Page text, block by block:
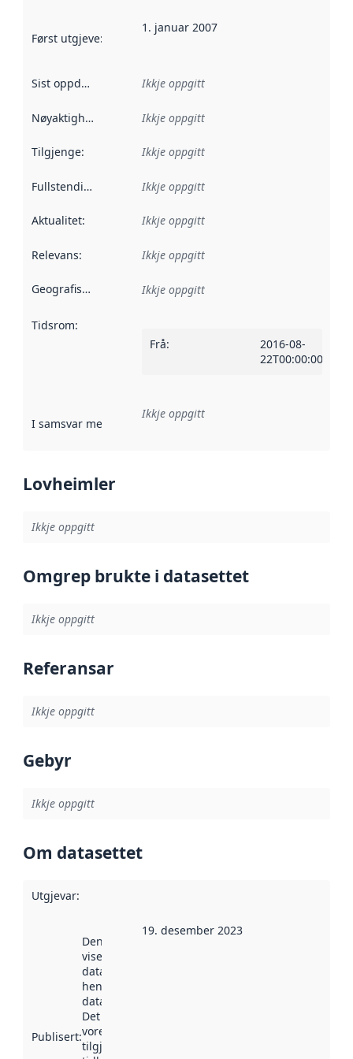
Først utgjeve: Denne datoen seier når dataa i dette
1. januar 2007
Sist oppdatert Ikkje oppgitt
Nøyaktigheit Ikkje oppgitt
Tilgjenge: Ikkje oppgitt
Fullstendigheit Ikkje oppgitt
Aktualitet: Ikkje oppgitt
Relevans: Ikkje oppgitt
Geografisk område Ikkje oppgitt
Tidsrom:
Frå:
2016-08-
22T00:00:00Z
I samsvar med Referanse til ei implementeringsregel eller
Ikkje oppgitt
Lovheimler
Ikkje oppgitt
Omgrep brukte i datasettet
Ikkje oppgitt
Referansar
Ikkje oppgitt
Gebyr
Ikkje oppgitt
Om datasettet
Utgjevar:
Publisert:
Denne datoen
viser når
datasettet vart
henta inn av
data.norge.no.
Det kan ha
vore
tilgjengeleg
19. desember 2023